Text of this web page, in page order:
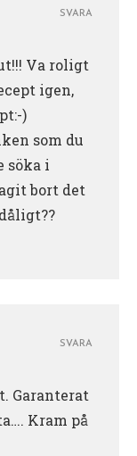
Va roligt
igen,
)
som du
söka i
bort det
SVARA
Garanterat
Kram på
SVARA